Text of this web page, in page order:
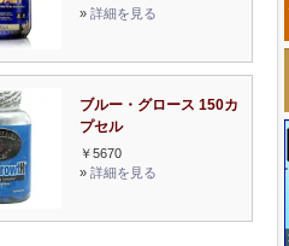
» 詳細を見る
ブルー・グロース 150カ
プセル
￥5670
» 詳細を見る